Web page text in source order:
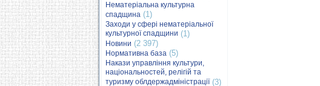
Нематеріальна культурна
спадщина (1)
Заходи у сфері нематеріальної
культурної спадщини (1)
Новини (2 397)
Нормативна база (5)
Накази управління культури,
національностей, релігій та
туризму облдержадміністрації(3)